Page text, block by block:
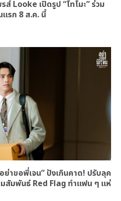
ส์ Looke เปิดรูป “โทโมะ” ร่วม
แรก 8 ส.ค. นี้
ย่าขอพี่เจน” ปังเกินคาด! ปรับลุค
มสัมพันธ์ Red Flag ทำแฟน ๆ แห่